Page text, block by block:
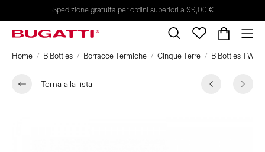
Spedizione gratuita per ordini superiori a 99,00 €
Home B Bottles Borracce Termiche Cinque Terre B Bottles
Torna alla lista